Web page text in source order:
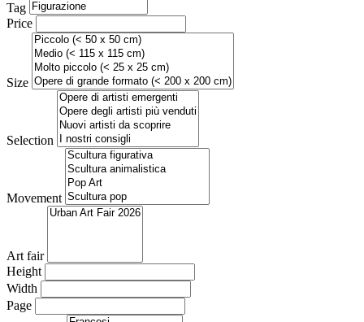
Tag
Price
Size
Selection
Movement
Art fair
Height
Width
Page